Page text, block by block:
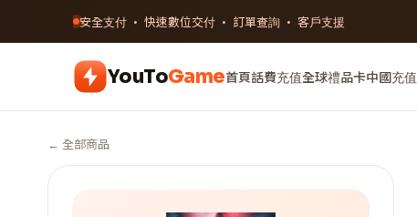
安全支付 · 快速數位交付 · 訂單查詢 · 客戶支援
YouToGame首頁話費充值全球禮品卡中國充值
← 全部商品